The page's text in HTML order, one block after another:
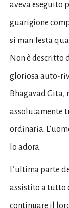
aveva eseguito
guarigione
si manifesta
Non è descritto
gloriosa auto-
Bhagavad Gita,
assolutamente
ordinaria.
lo adora.
L’ultima parte
assistito a tutto
continuare il